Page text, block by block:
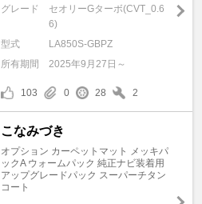
グレード
セオリーGターボ(CVT_0.6
6)
型式
LA850S-GBPZ
所有期間
2025年9月27日～
103 0 28 2
こなみづき
オプション カーペットマット メッキパ
ックA ウォームパック 純正ナビ装着用
アップグレードパック スーパーチタン
コート